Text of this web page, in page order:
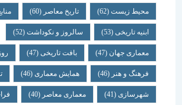
محیط زیست(62) تاریخ معاصر(60) منابع
ابنیه تاریخی(53) سالروز و نکوداشت(52)
معماری جهان (47) بافت تاریخی(47) روز معمار(47)
فرهنگ و هنر(46) همایش معماری (46) تاریخ
شهرسازی(41) معماری معاصر(40) فراخوان ها